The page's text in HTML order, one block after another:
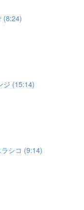
(8:24)
ジ (15:14)
シコ (9:14)